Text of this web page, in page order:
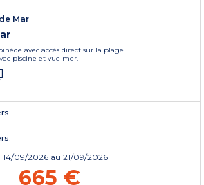
Mar
avec accès direct sur la plage !
piscine et vue mer.
14/09/2026 au 21/09/2026
665 €